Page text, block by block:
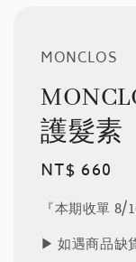
MONCLOS
護髮素
Regular
price
NT$ 660
『本期收單
▶︎ 如遇商品缺